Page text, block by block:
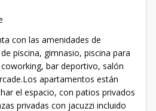
con las amenidades de
piscina, gimnasio, piscina para
bar deportivo, salón
apartamentos están
el espacio, con patios privados
privadas con jacuzzi incluido